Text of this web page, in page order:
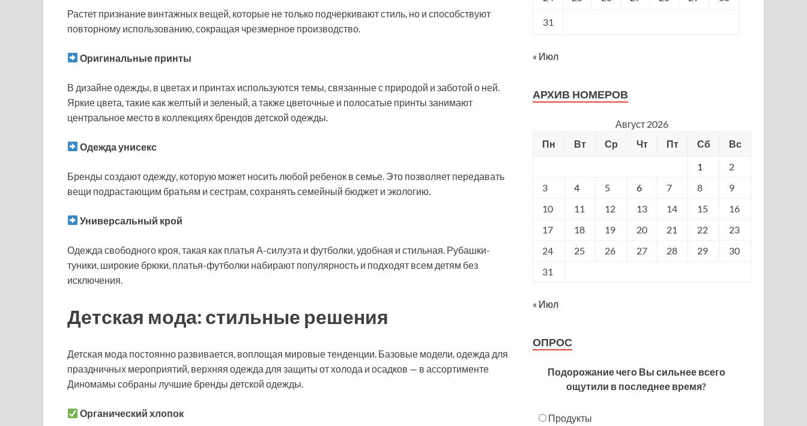
Растет признание винтажных вещей, которые не только подчеркивают стиль, но и способствуют
повторному использованию, сокращая чрезмерное производство.
Оригинальные принты
В дизайне одежды, в цветах и принтах используются темы, связанные с природой и заботой о ней.
Яркие цвета, такие как желтый и зеленый, а также цветочные и полосатые принты занимают
центральное место в коллекциях брендов детской одежды.
Одежда унисекс
Бренды создают одежду, которую может носить любой ребенок в семье. Это позволяет передавать
вещи подрастающим братьям и сестрам, сохранять семейный бюджет и экологию.
Универсальный крой
Одежда свободного кроя, такая как платья А-силуэта и футболки, удобная и стильная. Рубашки-
туники, широкие брюки, платья-футболки набирают популярность и подходят всем детям без
исключения.
Детская мода: стильные решения
Детская мода постоянно развивается, воплощая мировые тенденции. Базовые модели, одежда для
праздничных мероприятий, верхняя одежда для защиты от холода и осадков — в ассортименте
Диномамы собраны лучшие бренды детской одежды.
Органический хлопок
31
« Июл
АРХИВ НОМЕРОВ
Август 2026
Пн
Вт Ср Чт Пт Сб
Вс
1
2
3
4 5 6 7 8
9
10
11 12 13 14 15
16
17
18 19 20 21 22
23
24
25 26 27 28 29
30
31
« Июл
ОПРОС
Подорожание чего Вы сильнее всего
ощутили в последнее время?
Продукты